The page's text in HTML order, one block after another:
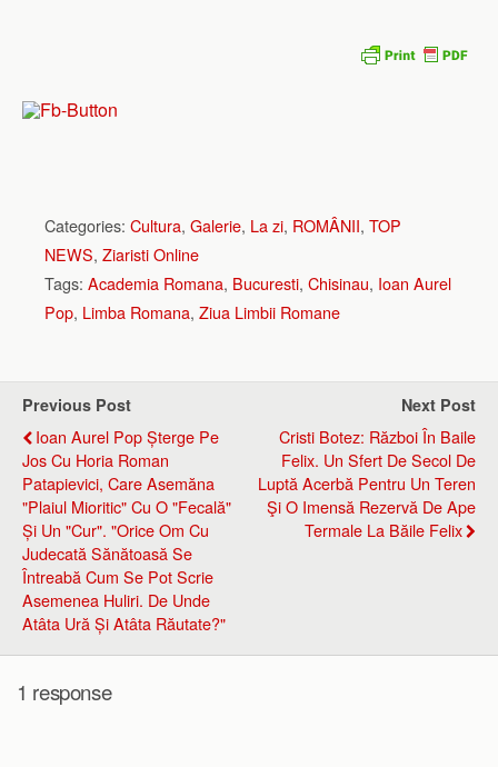
Categories: Cultura, Galerie, La zi, ROMÂNII, TOP
NEWS, Ziaristi Online
Tags: Academia Romana, Bucuresti, Chisinau, Ioan Aurel
Pop, Limba Romana, Ziua Limbii Romane
Previous Post
Ioan Aurel Pop Șterge Pe
Jos Cu Horia Roman
Patapievici, Care Asemăna
"plaiul Mioritic" Cu O "fecală"
Și Un "cur". "Orice Om Cu
Judecată Sănătoasă Se
Întreabă Cum Se Pot Scrie
Asemenea Huliri. De Unde
Atâta Ură Și Atâta Răutate?"
Next Post
Cristi Botez: Război În Baile
Felix. Un Sfert De Secol De
Luptă Acerbă Pentru Un Teren
Şi O Imensă Rezervă De Ape
Termale La Băile Felix
1 response